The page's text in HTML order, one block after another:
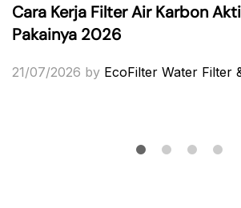
Cara Kerja Filter Air Karbon
Pakainya 2026
21/07/2026 by EcoFilter Water Filter